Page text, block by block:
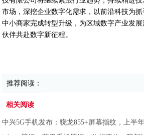
市场，深挖企业数字化需求，以前沿科技为抓
中小商家完成转型升级，为区域数字产业发
伙伴共赴数字新征程。
推荐阅读：
相关阅读
中兴5G手机发布：骁龙855+屏幕指纹，上半